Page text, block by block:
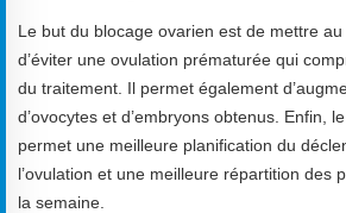
Le but du blocage ovarien est de mettre
d’éviter une ovulation prématurée qui
du traitement. Il permet également
d’ovocytes et d’embryons obtenus. Enfin,
permet une meilleure planification du
l’ovulation et une meilleure répartition des
la semaine.